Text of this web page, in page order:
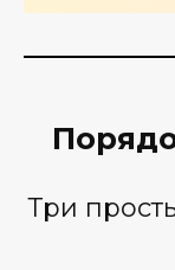
Три